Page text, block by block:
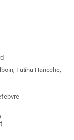
Fatiha Haneche,